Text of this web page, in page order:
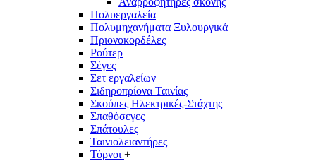
Πολυεργαλεία
Πολυμηχανήματα Ξυλουργικά
Πριονοκορδέλες
Ρούτερ
Σέγες
Σετ εργαλείων
Σιδηροπρίονα Ταινίας
Σκούπες Ηλεκτρικές-Στάχτης
Σπαθόσεγες
Σπάτουλες
Ταινιολειαντήρες
Τόρνοι +